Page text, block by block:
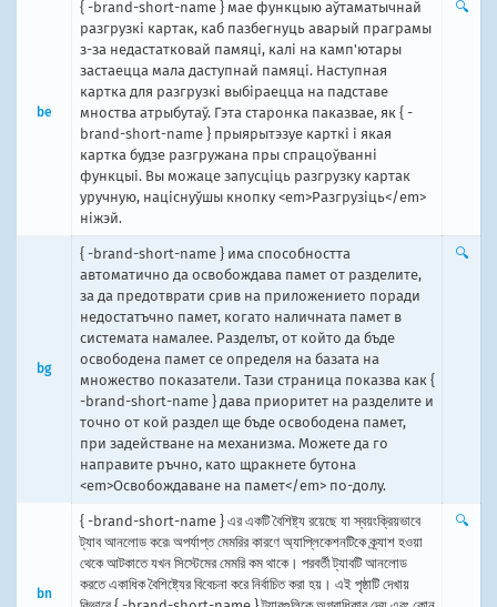
be
{ -brand-short-name } мае функцыю аўтаматычнай
разгрузкі картак, каб пазбегнуць аварый праграмы
з-за недастатковай памяці, калі на камп'ютары
застаецца мала даступнай памяці. Наступная
картка для разгрузкі выбіраецца на падставе
мноства атрыбутаў. Гэта старонка паказвае, як { -
brand-short-name } прыярытэзуе карткі і якая
картка будзе разгружана пры спрацоўванні
функцыі. Вы можаце запусціць разгрузку картак
уручную, націснуўшы кнопку <em>Разгрузіць</em>
ніжэй.
🔍
bg
{ -brand-short-name } има способността
автоматично да освобождава памет от разделите,
за да предотврати срив на приложението поради
недостатъчно памет, когато наличната памет в
системата намалее. Разделът, от който да бъде
освободена памет се определя на базата на
множество показатели. Тази страница показва как {
-brand-short-name } дава приоритет на разделите и
точно от кой раздел ще бъде освободена памет,
при задействане на механизма. Можете да го
направите ръчно, като щракнете бутона
<em>Освобождаване на памет</em> по-долу.
🔍
bn
{ -brand-short-name } এর একটি বৈশিষ্ট্য রয়েছে যা স্বয়ংক্রিয়ভাবে
ট্যাব আনলোড করে৷ অপর্যাপ্ত মেমরির কারণে অ্যাপ্লিকেশনটিকে ক্র্যাশ হওয়া
থেকে আটকাতে যখন সিস্টেমের মেমরি কম থাকে। পরবর্তী ট্যাবটি আনলোড
করতে একাধিক বৈশিষ্ট্যের বিবেচনা করে নির্বাচিত করা হয়। এই পৃষ্ঠাটি দেখায়
🔍